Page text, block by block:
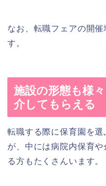
なお、転職フェアの開
す。
施設の形態も様
介してもらえる
転職する際に保育園を
が、中には病院内保育
る方もたくさんいます。